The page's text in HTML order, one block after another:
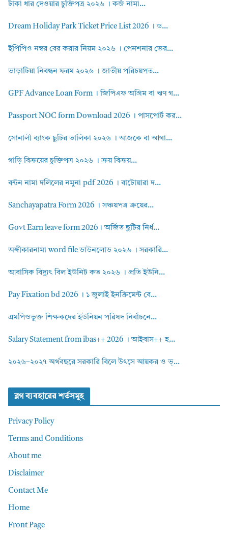
টাকা ধার দেওয়ার চুক্তিপত্র ২০২৬ । কর্জ নামা...
Dream Holiday Park Ticket Price List 2026 । ড...
ইপিপিও নম্বর বের করার নিয়ম ২০২৬ । পেনশনার ভের...
ভাড়াটিয়া নিবন্ধন ফরম ২০২৬ । জাতীয় পরিচয়পত...
GPF Advance Loan Form । জিপিএফ অগ্রিম বা ঋণ গ...
Passport NOC form Download 2026 । পাসপোর্ট কর...
সোনালী ব্যাংক ছুটির তালিকা ২০২৬ । আজকে বা আগা...
গাড়ি বিক্রয়ের চুক্তিপত্র ২০২৬ । ক্রয় বিক্রয়...
বন্টন নামা দলিলের নমুনা pdf 2026 । বাটোয়ারা দ...
Sanchayapatra Form 2026 । সঞ্চয়পত্র ক্রয়ের...
Govt Earn leave form 2026। অর্জিত ছুটির নির্ধ...
অঙ্গীকারনামা word file ডাউনলোড ২০২৬ । সরকারি...
আবাসিক বিদ্যুৎ বিল ইউনিট কত ২০২৬ । প্রতি ইউনি...
Pay Fixation bd 2026 । ১ জুলাই ইনক্রিমেন্ট বে...
এমপিওভুক্ত শিক্ষকদের ইউনিয়ন পরিষদ নির্বাচনে...
Salary Statement from ibas++ 2026 । আইবাস++ হ...
২০২৬–২০২৭ অর্থবছরে সরকারি বিলে উৎসে আয়কর ও ভ্...
ব্লগ ব্যবহারের শর্তসমুহ
Privacy Policy
Terms and Conditions
About me
Disclaimer
Contact Me
Home
Front Page